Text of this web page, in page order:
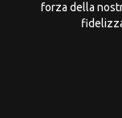
forza della